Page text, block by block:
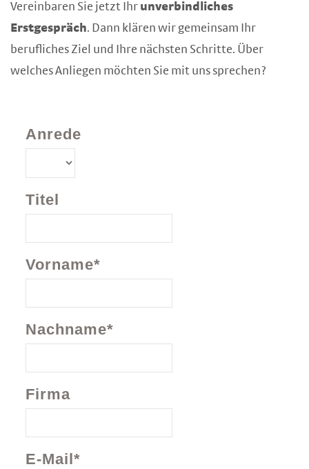
Vereinbaren Sie jetzt Ihr unverbindliches
Erstgespräch. Dann klären wir gemeinsam Ihr
berufliches Ziel und Ihre nächsten Schritte. Über
welches Anliegen möchten Sie mit uns sprechen?